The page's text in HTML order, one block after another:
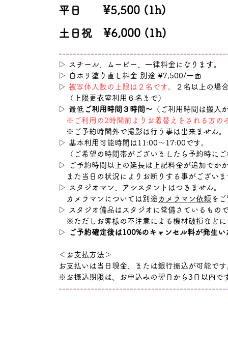
平日 ¥5,500 (1h)
土日祝 ¥6,000 (1h)
▷
スチール、ムービー、一律料金になります。
▷ 白ホリ塗り直し料金 別途 ¥7,500/一面
▷ 被写体人数の上限は２名です。
２名以上の場
（上限更衣室利用６名まで）
▷ 最低 ご利用時間３時間～ （ご利用時間は搬入
※ご利用の2時間前よりお着替えをされる方の
※ご予約時間外で撮影は行う事は出来ません。
▷ 基本利用可能時間は11:00～17:00です。
（ご希望の時間帯がございましたら予約時にご
▷
ご予約時間以上の延長は上記料金が追加でか
また当日の状況によりお断りする事がござい
▷
スタジオマン、アシスタントはつきません。
カメラマンについては別途 カメラマン依頼 を
▷
スタジオ備品はスタジオに常備さているもの
※ただしお客様の不注意による機材破損などに
▷
ご予約確定後は100%のキャンセル料が発生い
＜お支払方法＞
お支払いは当日現金、または銀行振込が可能です
※お振込期限は、お申込みの翌日から3日以内で